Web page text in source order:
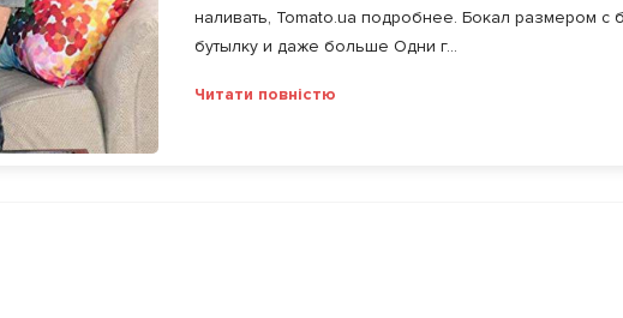
наливать, Tomato.ua подробнее. Бокал размером с
бутылку и даже больше Одни г...
Читати повністю